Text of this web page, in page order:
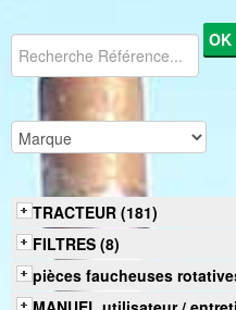
TRACTEUR (181)
FILTRES (8)
pièces faucheuses
DIVERS
SATISFACTIONS
CONTACT